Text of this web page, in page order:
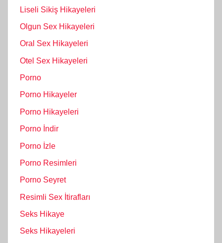
Liseli Sikiş Hikayeleri
Olgun Sex Hikayeleri
Oral Sex Hikayeleri
Otel Sex Hikayeleri
Porno
Porno Hikayeler
Porno Hikayeleri
Porno İndir
Porno İzle
Porno Resimleri
Porno Seyret
Resimli Sex İtirafları
Seks Hikaye
Seks Hikayeleri